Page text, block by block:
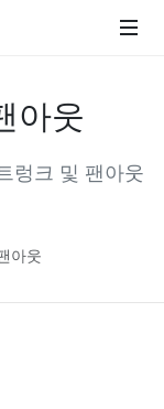
아웃
렁크 및 팬아웃
아웃